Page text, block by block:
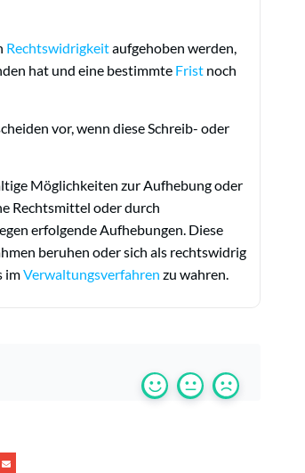
Rechtswidrigkeitaufgehoben werden,
hat und eine bestimmte Frist noch
vor, wenn diese Schreib- oder
Möglichkeiten zur Aufhebung oder
Rechtsmittel oder durch
erfolgende Aufhebungen. Diese
beruhen oder sich als rechtswidrig
imVerwaltungsverfahren zu wahren.